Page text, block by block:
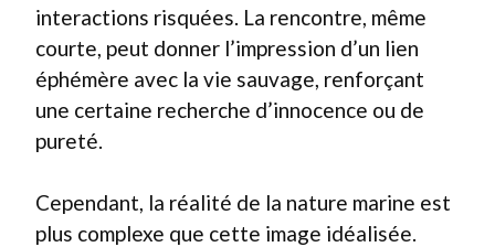
interactions risquées. La rencontre, même
courte, peut donner l’impression d’un lien
éphémère avec la vie sauvage, renforçant
une certaine recherche d’innocence ou de
pureté.
Cependant, la réalité de la nature marine est
plus complexe que cette image idéalisée.